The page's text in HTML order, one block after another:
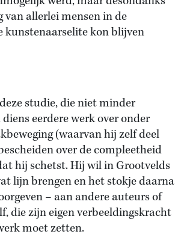
van allerlei mensen in de
kunstenaarselite kon blijven
studie, die niet minder
eerdere werk over onder
(waarvan hij zelf deel
over de compleetheid
hij schetst. Hij wil in Grootvelds
lijn brengen en het stokje daarna
– aan andere auteurs of
die zijn eigen verbeeldingskracht
moet zetten.